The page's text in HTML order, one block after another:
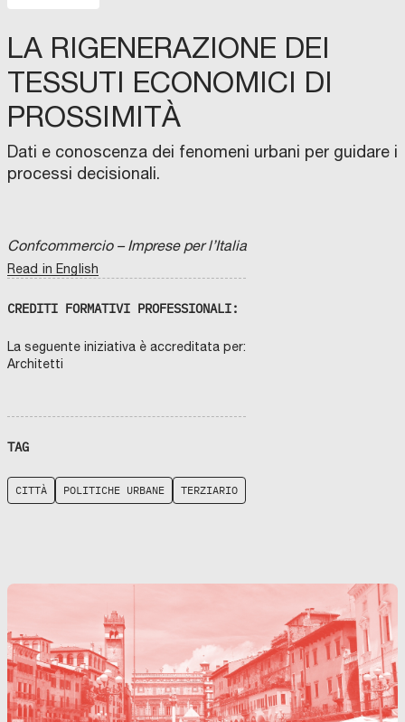
LA RIGENERAZIONE DEI
TESSUTI ECONOMICI DI
PROSSIMITÀ
Dati e conoscenza dei fenomeni urbani per guidare i
processi decisionali.
Confcommercio – Imprese per l’Italia
Read in English
CREDITI FORMATIVI PROFESSIONALI:
La seguente iniziativa è accreditata per:
Architetti
TAG
CITTÀ POLITICHE URBANE TERZIARIO